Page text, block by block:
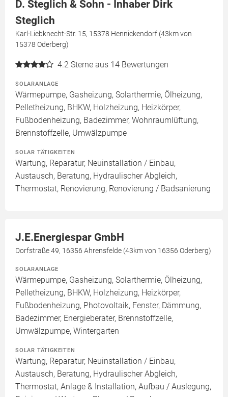
D. Steglich & Sohn - Inhaber Dirk
Steglich
Karl-Liebknecht-Str. 15, 15378 Hennickendorf (43km von
15378 Oderberg)
4.2 Sterne aus 14 Bewertungen
SOLARANLAGE
Wärmepumpe, Gasheizung, Solarthermie, Ölheizung,
Pelletheizung, BHKW, Holzheizung, Heizkörper,
Fußbodenheizung, Badezimmer, Wohnraumlüftung,
Brennstoffzelle, Umwälzpumpe
SOLAR TÄTIGKEITEN
Wartung, Reparatur, Neuinstallation / Einbau,
Austausch, Beratung, Hydraulischer Abgleich,
Thermostat, Renovierung, Renovierung / Badsanierung
J.E.Energiespar GmbH
Dorfstraße 49, 16356 Ahrensfelde (43km von 16356 Oderberg)
SOLARANLAGE
Wärmepumpe, Gasheizung, Solarthermie, Ölheizung,
Pelletheizung, BHKW, Holzheizung, Heizkörper,
Fußbodenheizung, Photovoltaik, Fenster, Dämmung,
Badezimmer, Energieberater, Brennstoffzelle,
Umwälzpumpe, Wintergarten
SOLAR TÄTIGKEITEN
Wartung, Reparatur, Neuinstallation / Einbau,
Austausch, Beratung, Hydraulischer Abgleich,
Thermostat, Anlage & Installation, Aufbau / Auslegung,